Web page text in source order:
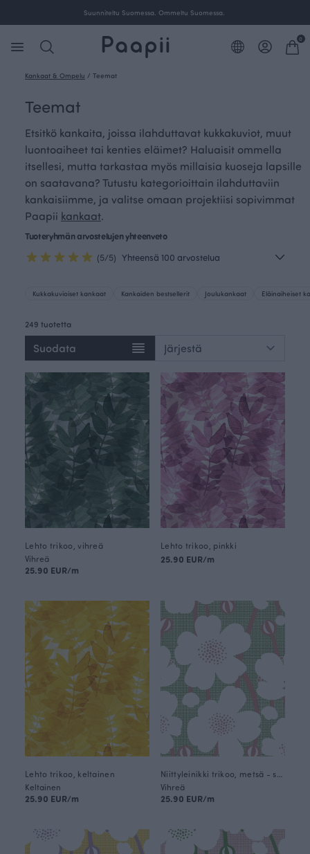
Ilmainen toimitus yli 100 € tilauksille Suomessa.
0
Kankaat & Ompelu / Teemat
Teemat
Etsitkö kankaita, joissa ilahduttavat kukkakuviot, muut
luontoaiheet tai kenties eläimet? Haluaisit ommella
itsellesi, mutta tarkastaa myös millaisia kuoseja lapsille
on saatavana? Tutustu kategorioittain ilahduttaviin
kankaisiimme, ja valitse omaan projektiisi sopivimmat
Paapii kankaat.
Tuoteryhmän arvostelujen yhteenveto
(5/5) Yhteensä 100 arvostelua
Kukkakuvioiset kankaat Kankaiden bestsellerit Joulukankaat Eläinaiheiset
249 tuotetta
Suodata
Lehto trikoo, vihreä
Vihreä
25.90 EUR/m
Lehto trikoo, pinkki
25.90 EUR/m
Lehto trikoo, keltainen
Keltainen
25.90 EUR/m
Vihreä
25.90 EUR/m